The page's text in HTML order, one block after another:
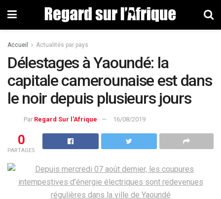
Accueil Actualités par pays
Délestages à Yaoundé: la
capitale camerounaise est dans
le noir depuis plusieurs jours
Par Regard Sur l'Afrique 16/08/2019
0
PARTAGES